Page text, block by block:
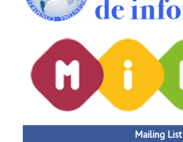
Mailing List